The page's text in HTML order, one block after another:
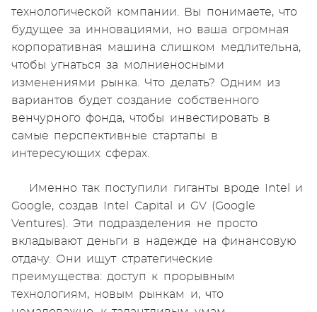
технологической компании. Вы понимаете, что
будущее за инновациями, но ваша огромная
корпоративная машина слишком медлительна,
чтобы угнаться за молниеносными
изменениями рынка. Что делать? Одним из
вариантов будет создание собственного
венчурного фонда, чтобы инвестировать в
самые перспективные стартапы в
интересующих сферах.
Именно так поступили гиганты вроде Intel и
Google, создав Intel Capital и GV (Google
Ventures). Эти подразделения не просто
вкладывают деньги в надежде на финансовую
отдачу. Они ищут стратегические
преимущества: доступ к прорывным
технологиям, новым рынкам и, что